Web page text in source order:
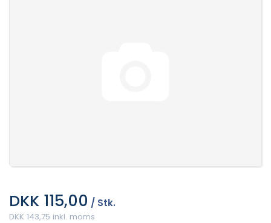
DKK 115,00 / Stk.
DKK 143,75 inkl. moms